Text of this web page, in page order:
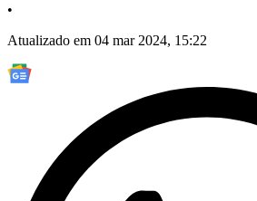
•
Atualizado em 04 mar 2024, 15:22